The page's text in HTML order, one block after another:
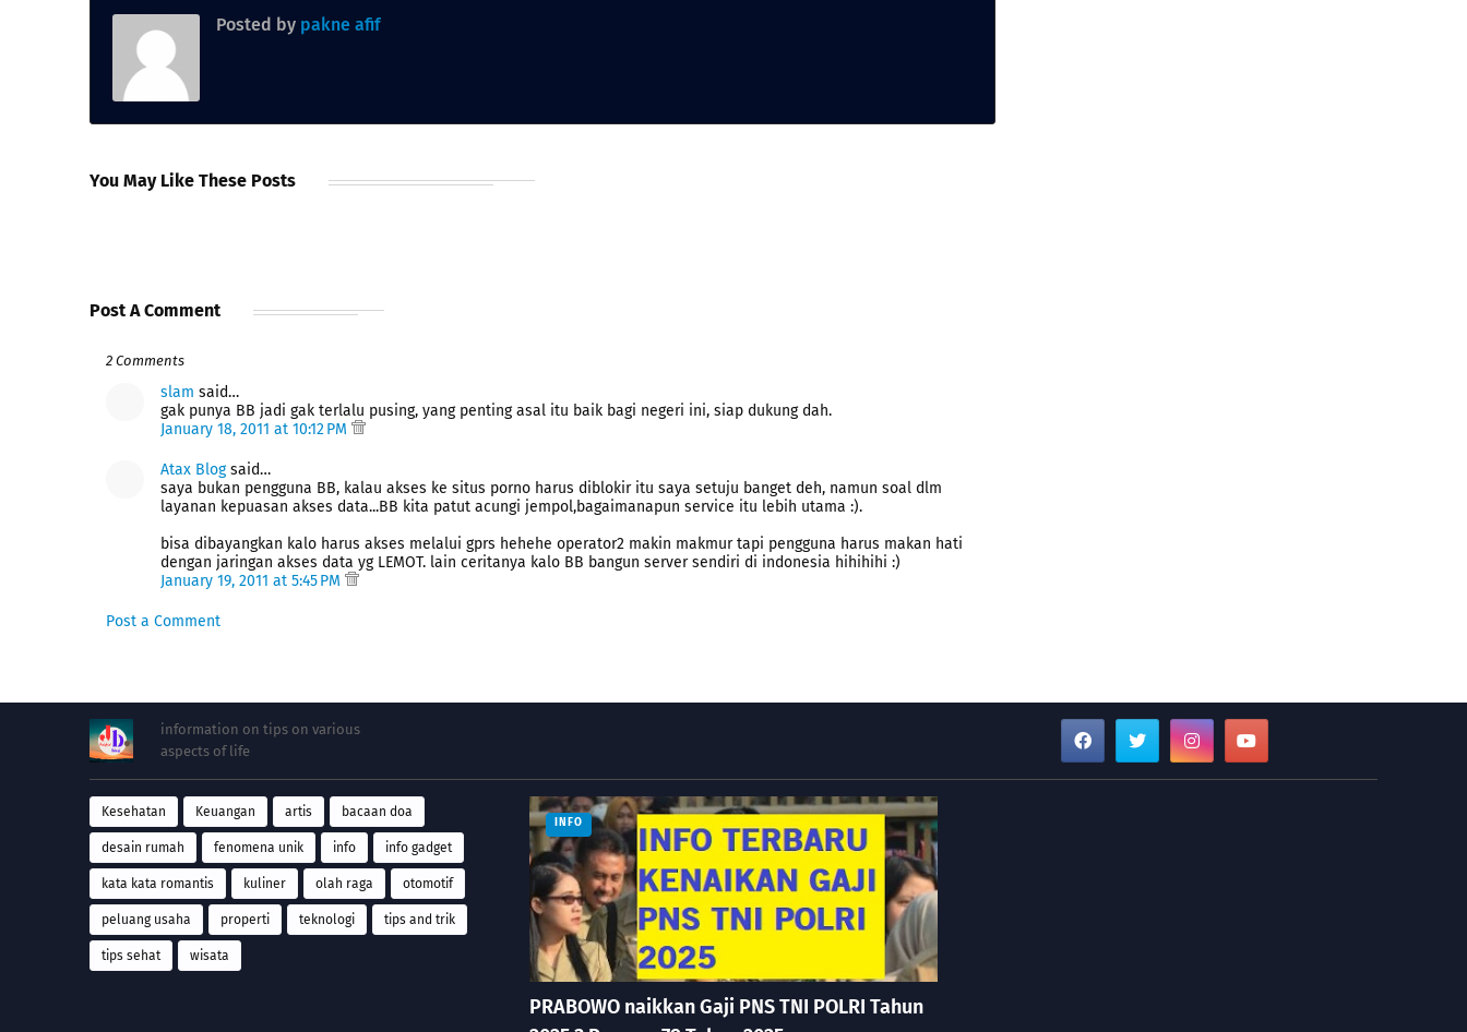
Posted by pakne afif
You May Like These Posts
Post A Comment
2 Comments
slam said…
gak punya BB jadi gak terlalu pusing, yang penting asal itu baik bagi negeri ini, siap dukung dah.
January 18, 2011 at 10:12 PM
Atax Blogsaid…
saya bukan pengguna BB, kalau akses ke situs porno harus diblokir itu saya setuju banget deh, namun soal dlm
layanan kepuasan akses data...BB kita patut acungi jempol,bagaimanapun service itu lebih utama :).
bisa dibayangkan kalo harus akses melalui gprs hehehe operator2 makin makmur tapi pengguna harus makan hati
dengan jaringan akses data yg LEMOT. lain ceritanya kalo BB bangun server sendiri di indonesia hihihihi :)
January 19, 2011 at 5:45 PM
Post a Comment
information on tips on various
aspects of life
Kesehatan Keuangan artis bacaan doa
desain rumah fenomena unik info info gadget
kata kata romantis kuliner olah raga otomotif
peluang usaha properti teknologi tips and trik
tips sehat wisata
INFO
PRABOWO naikkan Gaji PNS TNI POLRI Tahun